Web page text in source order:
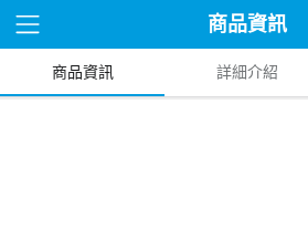
商品資訊
商品資訊 詳細介紹